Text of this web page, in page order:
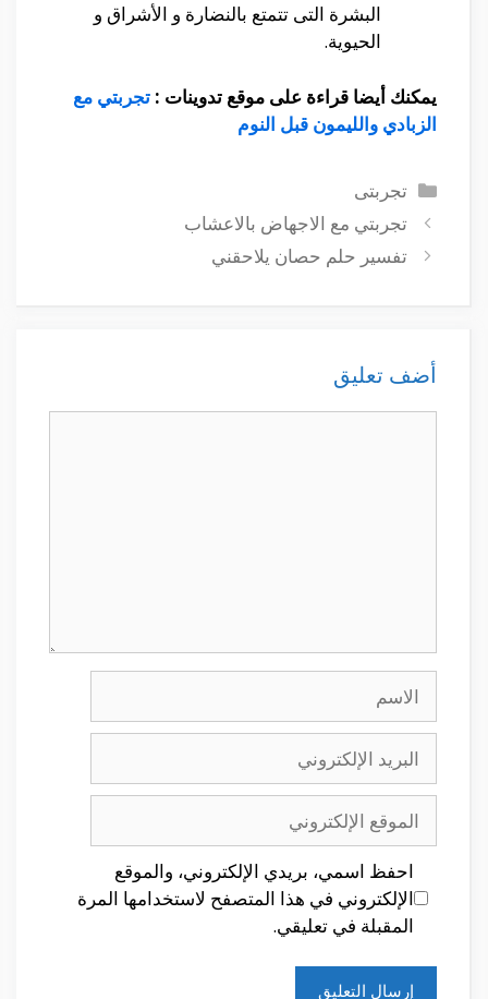
البشرة التى تتمتع بالنضارة و الأشراق و
الحيوية.
يمكنك أيضا قراءة على موقع تدوينات : تجربتي مع
الزبادي والليمون قبل النوم
التصنيفات
تجربتى
تجربتي مع الاجهاض بالاعشاب
تفسير حلم حصان يلاحقني
أضف تعليق
الإلكتروني
الإلكتروني
احفظ اسمي، بريدي الإلكتروني، والموقع
الإلكتروني في هذا المتصفح لاستخدامها المرة
المقبلة في تعليقي.